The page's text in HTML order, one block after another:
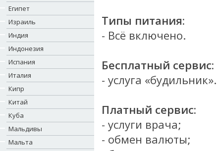
Египет
Израиль
Индия
Индонезия
Испания
Италия
Кипр
Китай
Куба
Мальдивы
Мальта
Типы питания:
- Всё включено.
Бесплатный сервис:
- услуга «будильник».
Платный сервис:
- услуги врача;
- обмен валюты;